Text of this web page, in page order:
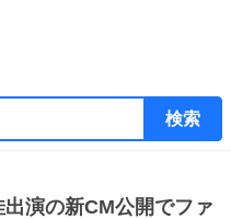
検索
演の新CM公開でファ